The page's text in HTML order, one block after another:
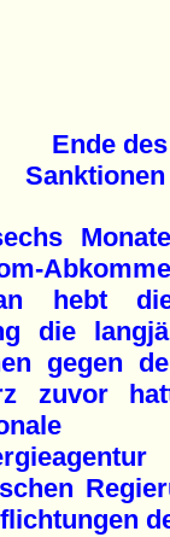
Ende
hebt
die
gegen
zuvor